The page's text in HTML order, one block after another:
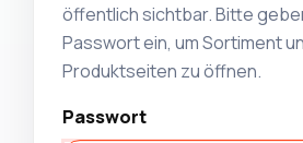
öffentlich sichtbar. Bitte
Passwort ein, um Sortiment
Produktseiten zu öffnen.
Passwort